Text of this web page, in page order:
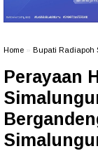
Home Bupati Radiapoh
Perayaan